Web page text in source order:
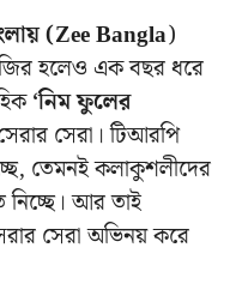
(Zee Bangla)
হলেও এক বছর ধরে
‘নিম ফুলের
সেরা। টিআরপি
তেমনই কলাকুশলীদের
নিচ্ছে। আর তাই
সেরা অভিনয় করে